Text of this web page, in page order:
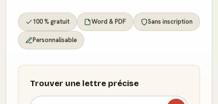
100 % gratuit Word & PDF Sans inscription
Personnalisable
Trouver une lettre précise